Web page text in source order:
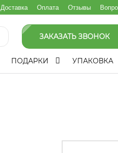
Доставка Оплата Отзывы
ЗАКАЗАТЬ ЗВОНОК
ПОДАРКИ УПАКОВКА